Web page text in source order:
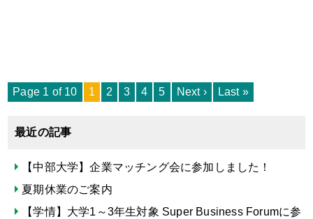
Page 1 of 10 1 2 3 4 5 Next › Last »
最近の記事
【中部大学】企業マッチング会に参加しました！
夏期休業のご案内
【学情】大学1～3年生対象 Super Business Forumに参